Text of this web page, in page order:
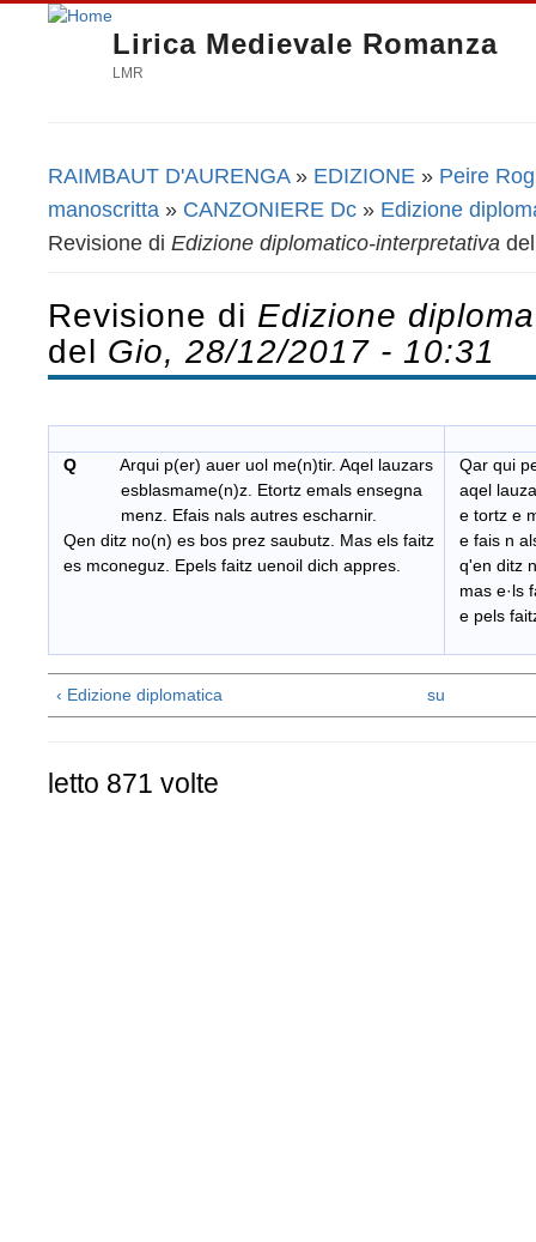
Lirica Medievale Romanza
LMR
Tu sei qui
RAIMBAUT D'AURENGA» EDIZIONE » Peire
manoscritta » CANZONIERE Dc » Edizione
Revisione di Edizione diplomatico-interpretativa
Revisione di Edizione
del Gio, 28/12/2017 - 10:31
Q Arqui p(er) auer uol me(n)tir. Aqel lauzars
esblasmame(n)z. Etortz emals ensegna
menz. Efais nals autres escharnir.
Qen ditz no(n) es bos prez saubutz. Mas els faitz
es mconeguz. Epels faitz uenoil dich appres.
Qar qui
aqel
e tortz e
e fais n
q'en ditz
mas e·ls
e pels
‹ Edizione diplomatica su
letto 871 volte